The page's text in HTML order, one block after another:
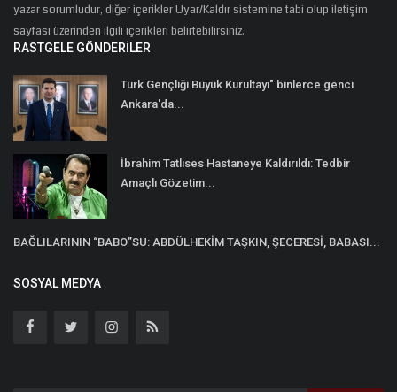
yazar sorumludur, diğer içerikler Uyar/Kaldır sistemine tabi olup iletişim
sayfası üzerinden ilgili içerikleri belirtebilirsiniz.
RASTGELE GÖNDERILER
Türk Gençliği Büyük Kurultayı" binlerce genci
Ankara'da...
İbrahim Tatlıses Hastaneye Kaldırıldı: Tedbir
Amaçlı Gözetim...
BAĞLILARININ “BABO”SU: ABDÜLHEKİM TAŞKIN, ŞECERESİ, BABASI...
SOSYAL MEDYA